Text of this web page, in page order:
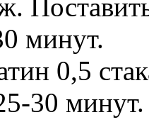
минут.
0,5
30 минут.